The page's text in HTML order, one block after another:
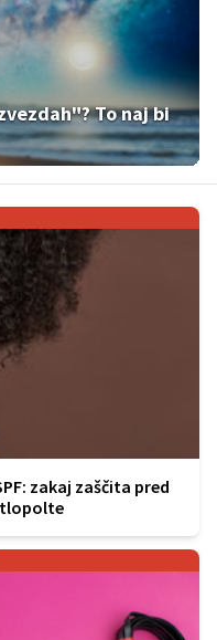
To naj bi
zakaj zaščita pred